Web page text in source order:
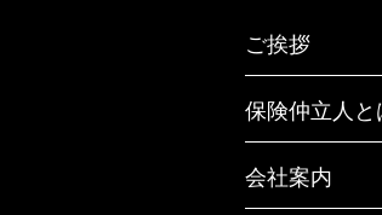
ご挨拶
保険仲立人と
会社案内